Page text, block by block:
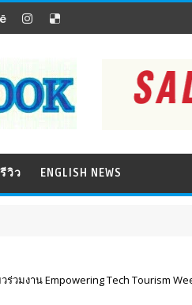
รีวิว ENGLISH NEWS
วมงาน Empowering Tech Tourism